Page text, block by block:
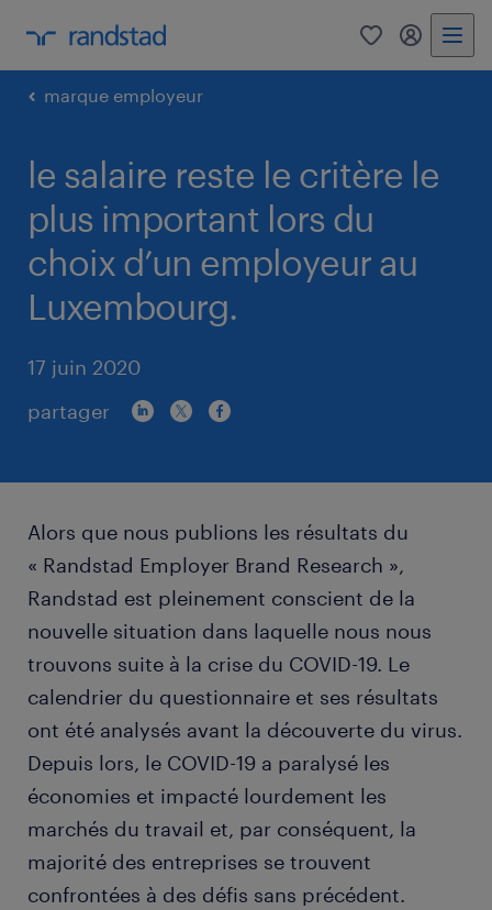
0 my
marque employeur
le salaire reste le critère le
plus important lors du
choix d’un employeur au
Luxembourg.
17 juin 2020
partager
Alors que nous publions les résultats du
« Randstad Employer Brand Research »,
Randstad est pleinement conscient de la
nouvelle situation dans laquelle nous nous
trouvons suite à la crise du COVID-19. Le
calendrier du questionnaire et ses résultats
ont été analysés avant la découverte du virus.
Depuis lors, le COVID-19 a paralysé les
économies et impacté lourdement les
marchés du travail et, par conséquent, la
majorité des entreprises se trouvent
confrontées à des défis sans précédent.